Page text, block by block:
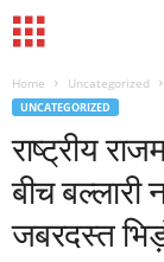
Home Uncategorized
UNCATEGORIZED
राष्ट्रीय
बीच बल्लारी
जबरदस्त